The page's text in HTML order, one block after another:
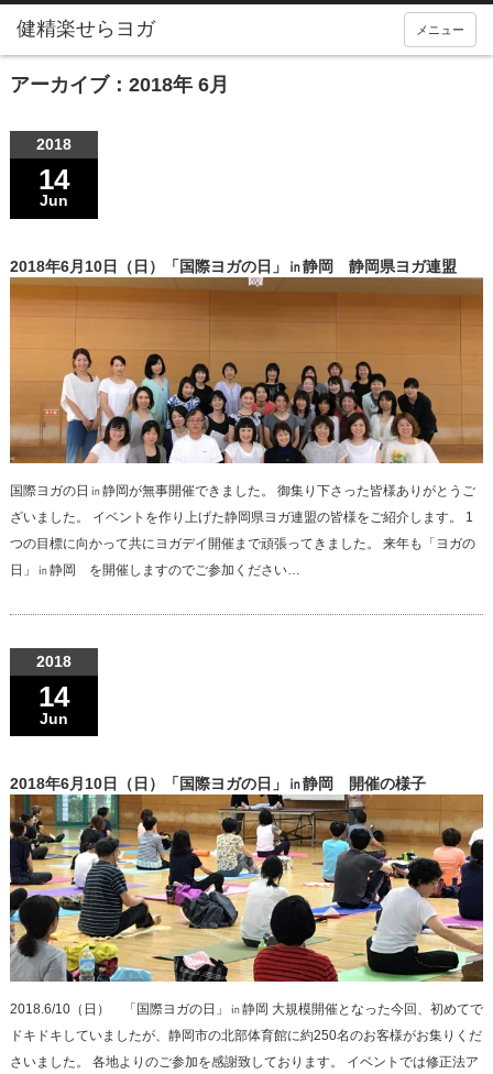
メニュー
アーカイブ：2018年 6月
2018
14
Jun
2018年6月10日（日）「国際ヨガの日」㏌静岡 静岡県ヨガ連盟
国際ヨガの日㏌静岡が無事開催できました。 御集り下さった皆様ありがとうご
ざいました。 イベントを作り上げた静岡県ヨガ連盟の皆様をご紹介します。 1
つの目標に向かって共にヨガデイ開催まで頑張ってきました。 来年も「ヨガの
日」㏌静岡 を開催しますのでご参加ください…
2018
14
Jun
2018年6月10日（日）「国際ヨガの日」㏌静岡 開催の様子
2018.6/10（日） 「国際ヨガの日」㏌静岡 大規模開催となった今回、初めてで
ドキドキしていましたが、静岡市の北部体育館に約250名のお客様がお集りくだ
さいました。 各地よりのご参加を感謝致しております。 イベントでは修正法ア